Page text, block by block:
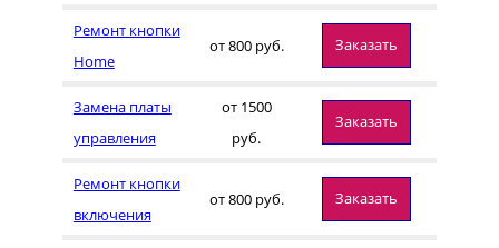
Ремонт кнопки
Home
от 800 руб. Заказать
Замена платы
управления
от 1500
руб.
Заказать
Ремонт кнопки
включения
от 800 руб. Заказать